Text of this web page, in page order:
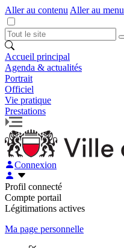
Aller au contenu Aller au menu
Accueil principal
Agenda & actualités
Portrait
Officiel
Vie pratique
Prestations
Connexion
Profil connecté
Compte portail
Légitimations actives
Ma page personnelle